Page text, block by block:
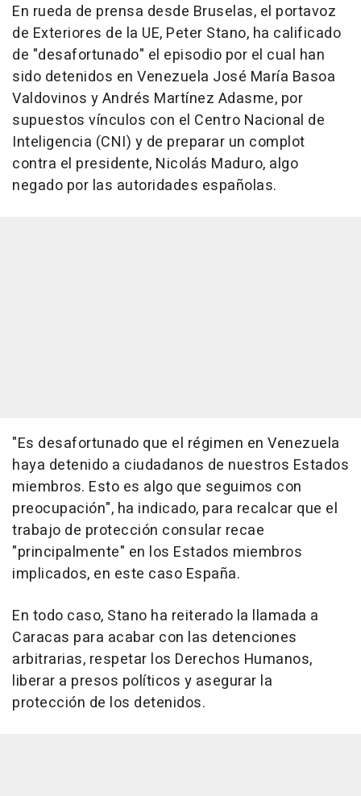
En rueda de prensa desde Bruselas, el portavoz
de Exteriores de la UE, Peter Stano, ha calificado
de "desafortunado" el episodio por el cual han
sido detenidos en Venezuela José María Basoa
Valdovinos y Andrés Martínez Adasme, por
supuestos vínculos con el Centro Nacional de
Inteligencia (CNI) y de preparar un complot
contra el presidente, Nicolás Maduro, algo
negado por las autoridades españolas.
"Es desafortunado que el régimen en Venezuela
haya detenido a ciudadanos de nuestros Estados
miembros. Esto es algo que seguimos con
preocupación", ha indicado, para recalcar que el
trabajo de protección consular recae
"principalmente" en los Estados miembros
implicados, en este caso España.
En todo caso, Stano ha reiterado la llamada a
Caracas para acabar con las detenciones
arbitrarias, respetar los Derechos Humanos,
liberar a presos políticos y asegurar la
protección de los detenidos.